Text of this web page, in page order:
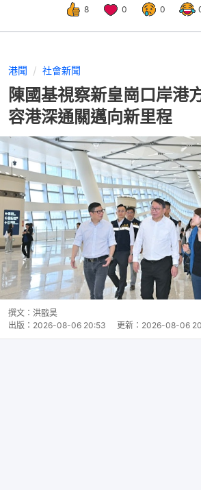
8 0 0
港聞 社會新聞
陳國基視察新皇崗口岸
容港深通關邁向新里程
撰文： 洪戩昊
出版： 2026-08-06 20:53 更新： 2026-08-06